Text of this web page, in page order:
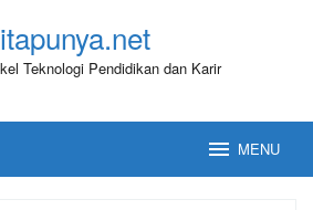
Teknologi Pendidikan dan Karir
MENU